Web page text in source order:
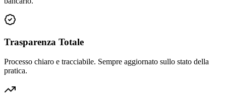
Trasparenza Totale
Processo chiaro e tracciabile. Sempre aggiornato sullo stato della
pratica.